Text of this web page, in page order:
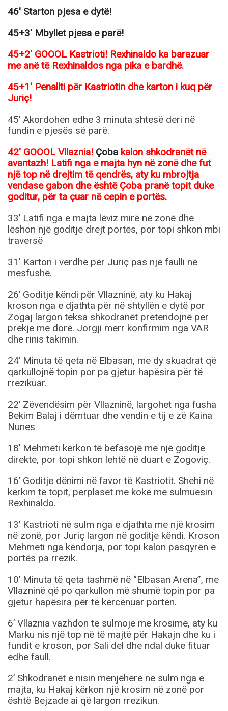
46′ Starton pjesa e dytë!
45+3′ Mbyllet pjesa e parë!
45+2′ GOOOL Kastrioti! Rexhinaldo ka barazuar
me anë të Rexhinaldos nga pika e bardhë.
45+1′ Penallti për Kastriotin dhe karton i kuq për
Juriç!
45′ Akordohen edhe 3 minuta shtesë deri në
fundin e pjesës së parë.
42′ GOOOL Vllaznia! Çoba kalon shkodranët në
avantazh! Latifi nga e majta hyn në zonë dhe fut
një top në drejtim të qendrës, aty ku mbrojtja
vendase gabon dhe është Çoba pranë topit duke
goditur, për ta çuar në cepin e portës.
33’ Latifi nga e majta lëviz mirë në zonë dhe
lëshon një goditje drejt portës, por topi shkon mbi
traversë
31′ Karton i verdhë për Juriç pas një faulli në
mesfushë.
26’ Goditje këndi për Vllazninë, aty ku Hakaj
kroson nga e djathta për në shtyllën e dytë por
Zogaj largon teksa shkodranët pretendojnë per
prekje me dorë. Jorgji merr konfirmim nga VAR
dhe rinis takimin.
24’ Minuta të qeta në Elbasan, me dy skuadrat që
qarkullojnë topin por pa gjetur hapësira për të
rrezikuar.
22’ Zëvendësim për Vllazninë, largohet nga fusha
Bekim Balaj i dëmtuar dhe vendin e tij e zë Kaina
Nunes
18’ Mehmeti kërkon të befasojë me një goditje
direkte, por topi shkon lehtë në duart e Zogoviç.
16’ Goditje dënimi në favor të Kastriotit. Shehi në
kërkim të topit, përplaset me kokë me sulmuesin
Rexhinaldo.
13’ Kastrioti në sulm nga e djathta me një krosim
në zonë, por Juriç largon në goditje këndi. Kroson
Mehmeti nga këndorja, por topi kalon pasqyrën e
portës pa rrezik.
10’ Minuta të qeta tashmë në “Elbasan Arena”, me
Vllazninë që po qarkullon më shumë topin por pa
gjetur hapësira për të kërcënuar portën.
6’ Vllaznia vazhdon të sulmojë me krosime, aty ku
Marku nis një top në të majtë për Hakajn dhe ku i
fundit e kroson, por Sali del dhe ndal duke fituar
edhe faull.
2’ Shkodranët e nisin menjëherë në sulm nga e
majta, ku Hakaj kërkon një krosim në zonë por
është Bejzade ai që largon rrezikun.